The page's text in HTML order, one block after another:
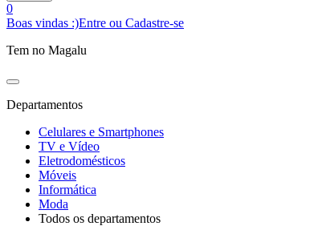
0
Boas vindas :)Entre ou Cadastre-se
Tem no Magalu
Departamentos
Celulares e Smartphones
TV e Vídeo
Eletrodomésticos
Móveis
Informática
Moda
Todos os departamentos